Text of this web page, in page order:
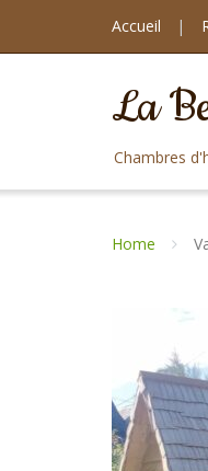
content
Accueil
La
Chambres
Home